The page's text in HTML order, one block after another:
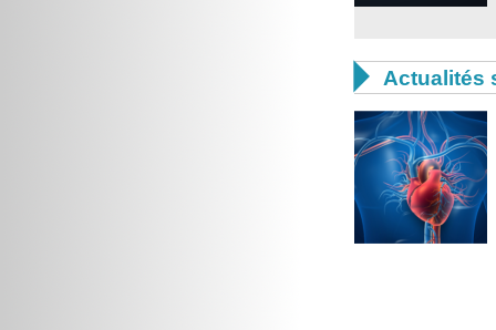
 Actualités